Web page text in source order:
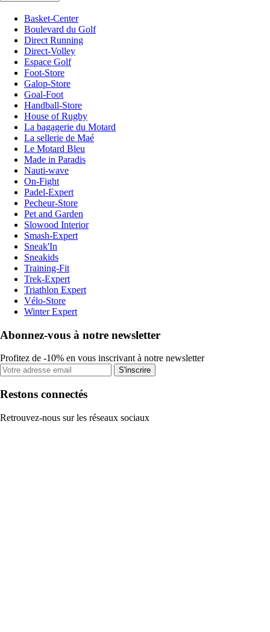
Basket-Center
Boulevard du Golf
Direct Running
Direct-Volley
Espace Golf
Foot-Store
Galop-Store
Goal-Foot
Handball-Store
House of Rugby
La bagagerie du Motard
La sellerie de Maé
Le Motard Bleu
Made in Paradis
Nauti-wave
On-Fight
Padel-Expert
Pecheur-Store
Pet and Garden
Slowood Interior
Smash-Expert
Sneak'In
Sneakids
Training-Fit
Trek-Expert
Triathlon Expert
Vélo-Store
Winter Expert
Abonnez-vous à notre newsletter
Profitez de -10% en vous inscrivant à notre newsletter
S'inscrire
Restons connectés
Retrouvez-nous sur les réseaux sociaux